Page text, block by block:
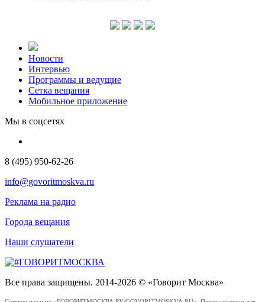
Новости
Интервью
Программы и ведущие
Сетка вещания
Мобильное приложение
Мы в соцсетях
8 (495) 950-62-26
info@govoritmoskva.ru
Реклама на радио
Города вещания
Наши слушатели
Все права защищены. 2014-2026 © «Говорит Москва»